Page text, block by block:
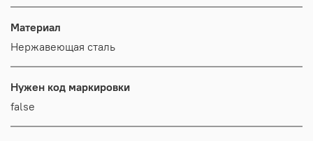
Материал
Нержавеющая сталь
Нужен код маркировки
false